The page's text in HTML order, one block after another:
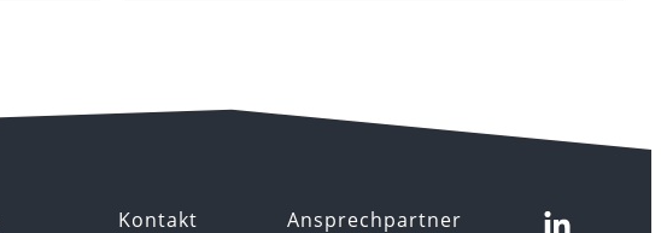
Kontakt Ansprechpartner